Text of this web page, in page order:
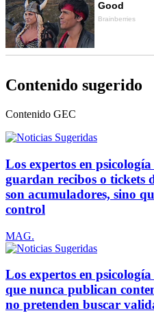
Contenido sugerido
Contenido GEC
Los expertos en
guardan recibos o tickets
son acumuladores, sino
control
MAG.
Los expertos en
que nunca publican
no pretenden buscar